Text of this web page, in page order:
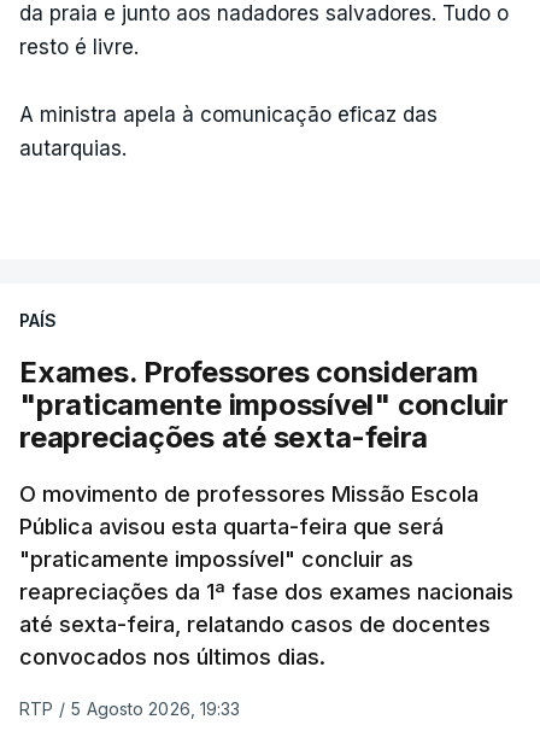
da praia e junto aos nadadores salvadores. Tudo o
resto é livre.
A ministra apela à comunicação eficaz das
autarquias.
PAÍS
Exames. Professores consideram
"praticamente impossível" concluir
reapreciações até sexta-feira
O movimento de professores Missão Escola
Pública avisou esta quarta-feira que será
"praticamente impossível" concluir as
reapreciações da 1ª fase dos exames nacionais
até sexta-feira, relatando casos de docentes
convocados nos últimos dias.
RTP / 5 Agosto 2026, 19:33